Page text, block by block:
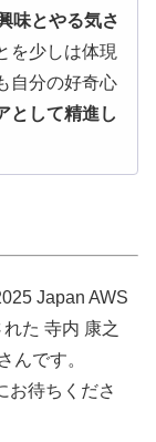
味とやる気さ
を少しは体現
自分の好奇心
として精進し
Japan AWS
た 寺内 康之
んです。
お待ちくださ